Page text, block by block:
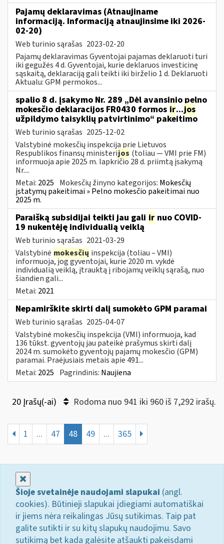
Pajamų deklaravimas (Atnaujiname
informaciją. Informaciją atnaujinsime iki 2026-
02-20)
Web turinio sąrašas 2023-02-20
Pajamų deklaravimas Gyventojai pajamas deklaruoti turi
iki gegužės 4 d. Gyventojai, kurie deklaruos investicinę
sąskaitą, deklaraciją gali teikti iki birželio 1 d. Deklaruoti
Aktualu: GPM permokos...
spalio 8 d. įsakymo Nr. 289 „Dėl avansinio pelno
mokesčio deklaracijos FR0430 formos ir...jos
užpildymo taisyklių patvirtinimo“ pakeitimo
Web turinio sąrašas 2025-12-02
Valstybinė mokesčių inspekcija prie Lietuvos
Respublikos finansų ministerijos (toliau — VMI prie FM)
informuoja apie 2025 m. lapkričio 28 d. priimtą įsakymą
Nr....
Metai: 2025 Mokesčių žinyno kategorijos: Mokesčių
įstatymų pakeitimai » Pelno mokesčio pakeitimai nuo
2025 m.
Paraišką subsidijai teikti jau gali ir nuo COVID-
19 nukentėję individualią veiklą
Web turinio sąrašas 2021-03-29
Valstybinė mokesčių inspekcija (toliau – VMI)
informuoja, jog gyventojai, kurie 2020 m. vykdė
individualią veiklą, įtrauktą į ribojamų veiklų sąrašą, nuo
šiandien gali...
Metai: 2021
Nepamirškite skirti dalį sumokėto GPM paramai
Web turinio sąrašas 2025-04-07
Valstybinė mokesčių inspekcija (VMI) informuoja, kad
136 tūkst. gyventojų jau pateikė prašymus skirti dalį
2024 m. sumokėto gyventojų pajamų mokesčio (GPM)
paramai. Praėjusiais metais apie 491...
Metai: 2025 Pagrindinis: Naujiena
20 Įrašų(-ai) Rodoma nuo 941 iki 960 iš 7,292 irašų.
1 ... 47 48 49 ... 365
Šioje svetainėje naudojami slapukai (angl.
cookies). Būtinieji slapukai įdiegiami automatiškai
ir jiems nėra reikalingas Jūsų sutikimas. Taip pat
galite sutikti ir su kitų slapukų naudojimu. Savo
sutikimą bet kada galėsite atšaukti pakeisdami